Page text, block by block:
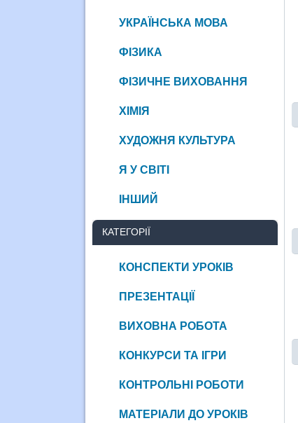
УКРАЇНСЬКА МОВА
ФІЗИКА
ФІЗИЧНЕ ВИХОВАННЯ
ХІМІЯ
ХУДОЖНЯ КУЛЬТУРА
Я У СВІТІ
ІНШИЙ
КАТЕГОРІЇ
КОНСПЕКТИ УРОКІВ
ПРЕЗЕНТАЦІЇ
ВИХОВНА РОБОТА
КОНКУРСИ ТА ІГРИ
КОНТРОЛЬНІ РОБОТИ
МАТЕРІАЛИ ДО УРОКІВ